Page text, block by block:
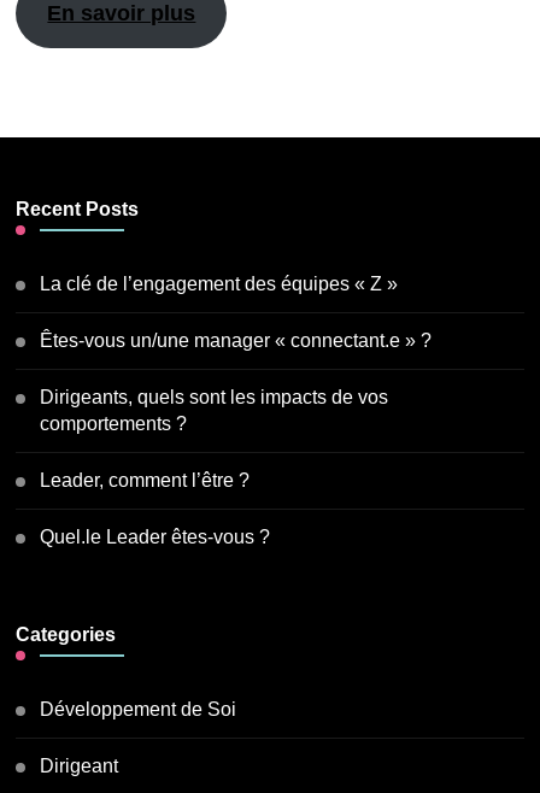
En savoir plus
Recent Posts
La clé de l’engagement des équipes « Z »
Êtes-vous un/une manager « connectant.e » ?
Dirigeants, quels sont les impacts de vos
comportements ?
Leader, comment l’être ?
Quel.le Leader êtes-vous ?
Categories
Développement de Soi
Dirigeant